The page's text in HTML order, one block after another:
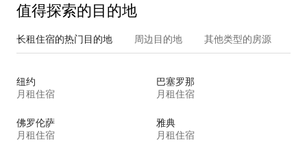
值得探索的目的地
长租住宿的热门目的地 周边目的地 其他类型的房源
纽约
月租住宿
巴塞罗那
月租住宿
佛罗伦萨
月租住宿
雅典
月租住宿